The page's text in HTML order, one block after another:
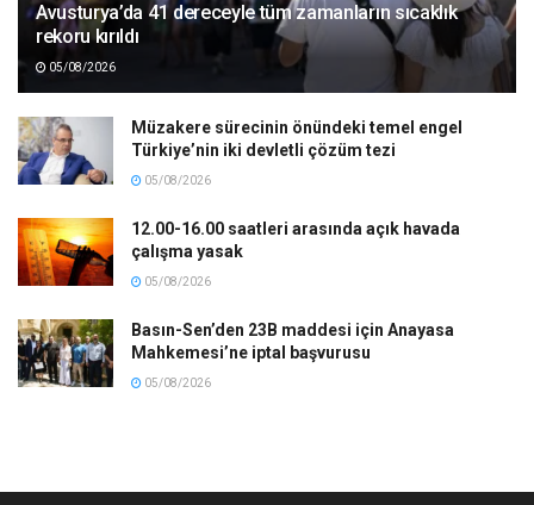
Avusturya’da 41 dereceyle tüm zamanların sıcaklık
rekoru kırıldı
05/08/2026
Müzakere sürecinin önündeki temel engel
Türkiye’nin iki devletli çözüm tezi
05/08/2026
12.00-16.00 saatleri arasında açık havada
çalışma yasak
05/08/2026
Basın-Sen’den 23B maddesi için Anayasa
Mahkemesi’ne iptal başvurusu
05/08/2026